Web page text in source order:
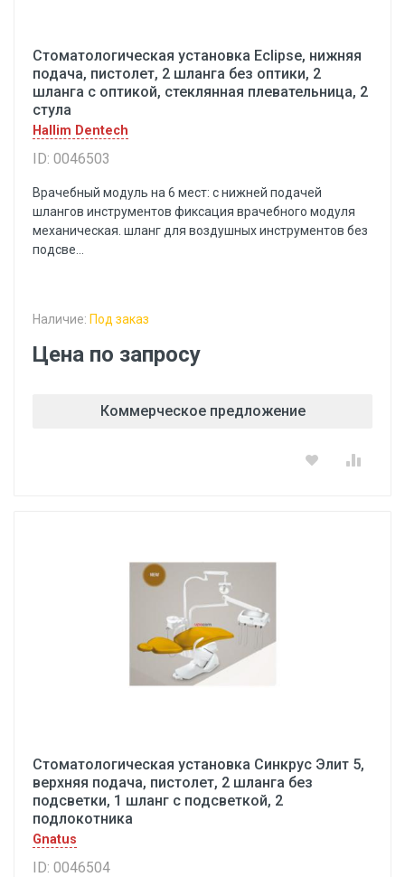
Стоматологическая установка Eclipse, нижняя
подача, пистолет, 2 шланга без оптики, 2
шланга с оптикой, стеклянная плевательница, 2
стула
Hallim Dentech
ID: 0046503
Врачебный модуль на 6 мест: с нижней подачей
шлангов инструментов фиксация врачебного модуля
механическая. шланг для воздушных инструментов без
подсве...
Наличие: Под заказ
Цена по запросу
Коммерческое предложение
Стоматологическая установка Синкрус Элит 5,
верхняя подача, пистолет, 2 шланга без
подсветки, 1 шланг с подсветкой, 2
подлокотника
Gnatus
ID: 0046504